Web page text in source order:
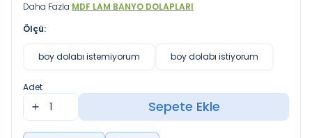
Daha Fazla MDF LAM BANYO DOLAPLARI
Ölçü:
boy dolabı istemiyorum boy dolabı istiyorum
Adet
Sepete Ekle